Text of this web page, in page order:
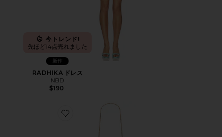
今トレンド!
先ほど14点売れました
新作
RADHIKA ドレス
NBD
$190
Favorite KAIA スタッズ付き編み込みクラッチ